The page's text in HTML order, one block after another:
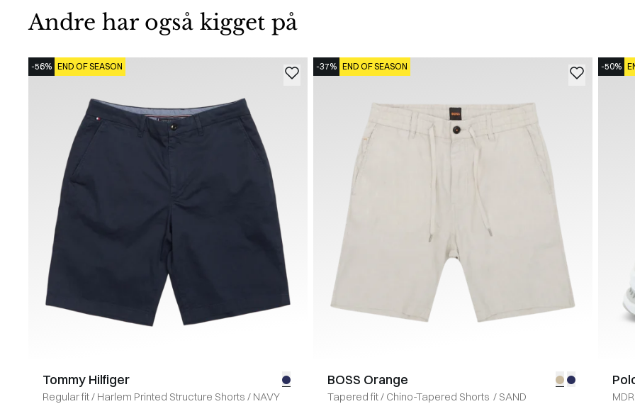
Andre har også kigget på
-56% END OF SEASON
Tommy Hilfiger
Regular fit/ Harlem Printed Structure Shorts / NAVY
-37% END OF SEASON
BOSS Orange
Tapered fit/ Chino-Tapered Shorts / SAND
-50%